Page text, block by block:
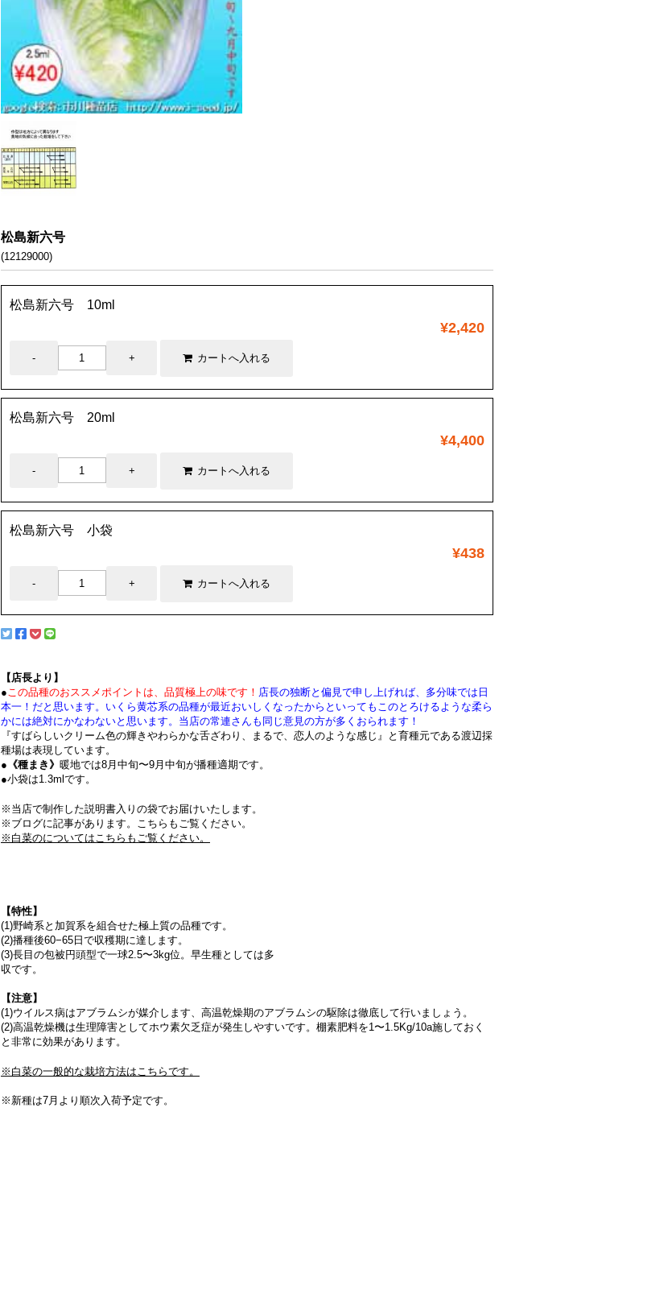
松島新六号
(12129000)
松島新六号 10ml
¥2,420
松島新六号 20ml
¥4,400
松島新六号 小袋
¥438
【店長より】
●この品種のおススメポイントは、品質極上の味です！ 店長の独断と偏見で申し上げれば、多分味では日
本一！だと思います。いくら黄芯系の品種が最近おいしくなったからといってもこのとろけるような柔ら
かには絶対にかなわないと思います。当店の常連さんも同じ意見の方が多くおられます！
『すばらしいクリーム色の輝きやわらかな舌ざわり、まるで、恋人のような感じ』と育種元である渡辺採
種場は表現しています。
● 《種まき》 暖地では8月中旬〜9月中旬が播種適期です。
●小袋は1.3mlです。
※当店で制作した説明書入りの袋でお届けいたします。
※ブログに記事があります。こちらもご覧ください。
※白菜のについてはこちらもご覧ください。
【特性】
(1)野崎系と加賀系を組合せた極上質の品種です。
(2)播種後60−65日で収穫期に達します。
(3)長目の包被円頭型で一球2.5〜3kg位。早生種としては多
収です。
【注意】
(1)ウイルス病はアブラムシが媒介します、高温乾燥期のアブラムシの駆除は徹底して行いましょう。
(2)高温乾燥機は生理障害としてホウ素欠乏症が発生しやすいです。棚素肥料を1〜1.5Kg/10a施しておく
と非常に効果があります。
※白菜の一般的な栽培方法はこちらです。
※新種は7月より順次入荷予定です。